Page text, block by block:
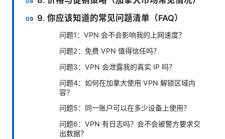
9. 你应该知道的常见问题清单（FAQ）
问题1：VPN 会不会影响我的上网速度？
问题2：免费 VPN 值得信任吗？
问题3：VPN 会泄露我的真实 IP 吗？
问题4：如何在加拿大使用 VPN 解锁区域内
容？
问题5：同一账户可以在多少设备上使用？
问题6：VPN 有日志吗？会不会被警方要求交
出数据？